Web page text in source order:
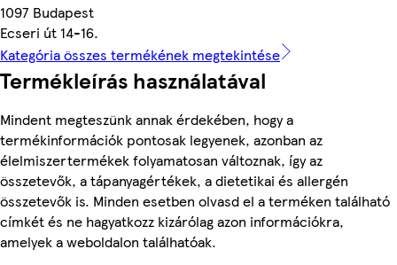
1097 Budapest
Ecseri út 14-16.
Kategória összes termékének megtekintése
Termékleírás használatával
Mindent megteszünk annak érdekében, hogy a
termékinformációk pontosak legyenek, azonban az
élelmiszertermékek folyamatosan változnak, így az
összetevők, a tápanyagértékek, a dietetikai és allergén
összetevők is. Minden esetben olvasd el a terméken található
címkét és ne hagyatkozz kizárólag azon információkra,
amelyek a weboldalon találhatóak.